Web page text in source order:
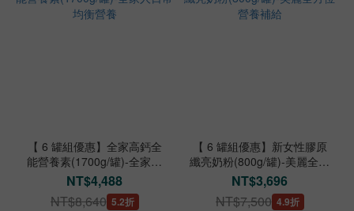
【 6 罐組優惠】全家高鈣全
能營養素(1700g/罐)-全家人
日常均衡營養
NT$4,488
NT$8,640 5.2折
【 6 罐組優惠】新女性膠原
纖亮奶粉(800g/罐)-美麗全方
位營養補給
NT$3,696
NT$7,500 4.9折